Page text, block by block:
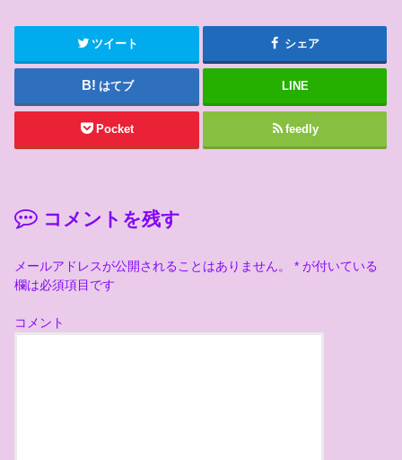
ツイート シェア
はてブ LINE
Pocket feedly
コメントを残す
メールアドレスが公開されることはありません。 * が付いている
欄は必須項目です
コメント